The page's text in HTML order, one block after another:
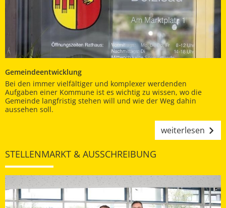
Gemeindeentwicklung
Bei den immer vielfältiger und komplexer werdenden
Aufgaben einer Kommune ist es wichtig zu wissen, wo die
Gemeinde langfristig stehen will und wie der Weg dahin
aussehen soll.
weiterlesen
STELLENMARKT & AUSSCHREIBUNG